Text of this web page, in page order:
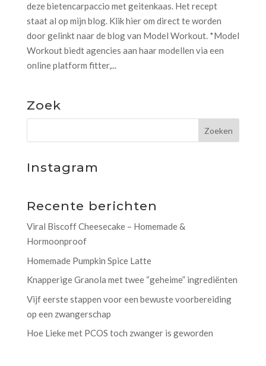
deze bietencarpaccio met geitenkaas. Het recept
staat al op mijn blog. Klik hier om direct te worden
door gelinkt naar de blog van Model Workout. *Model
Workout biedt agencies aan haar modellen via een
online platform fitter,...
Zoek
Instagram
Recente berichten
Viral Biscoff Cheesecake – Homemade &
Hormoonproof
Homemade Pumpkin Spice Latte
Knapperige Granola met twee “geheime” ingrediënten
Vijf eerste stappen voor een bewuste voorbereiding
op een zwangerschap
Hoe Lieke met PCOS toch zwanger is geworden